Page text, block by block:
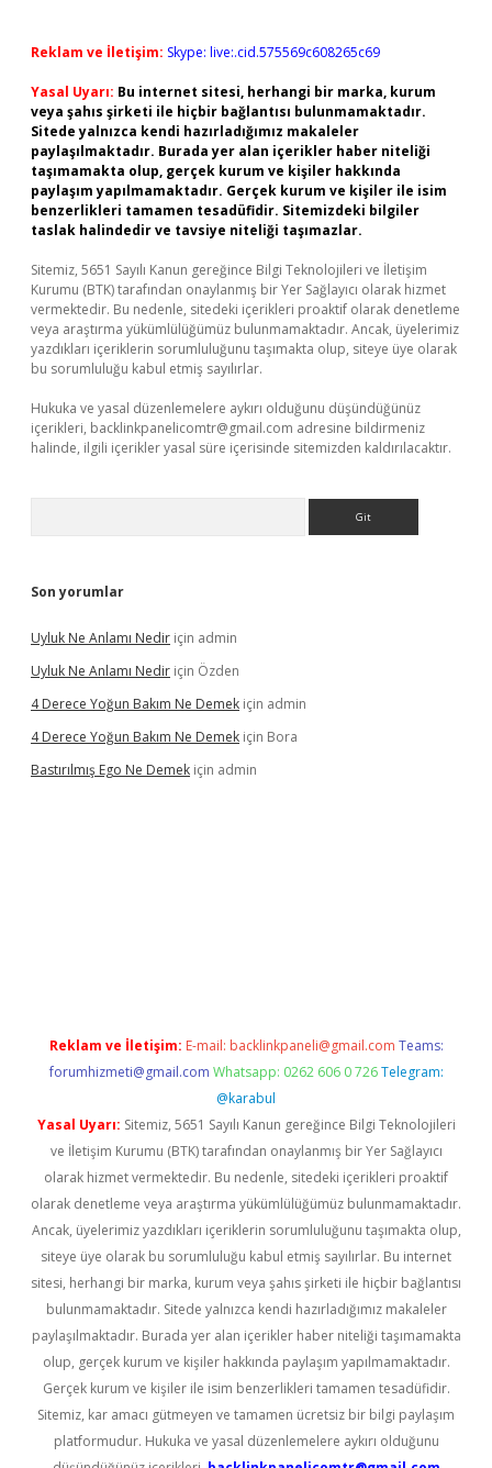
Reklam ve İletişim: Skype: live:.cid.575569c608265c69
Yasal Uyarı: Bu internet sitesi, herhangi bir marka, kurum
veya şahıs şirketi ile hiçbir bağlantısı bulunmamaktadır.
Sitede yalnızca kendi hazırladığımız makaleler
paylaşılmaktadır. Burada yer alan içerikler haber niteliği
taşımamakta olup, gerçek kurum ve kişiler hakkında
paylaşım yapılmamaktadır. Gerçek kurum ve kişiler ile isim
benzerlikleri tamamen tesadüfidir. Sitemizdeki bilgiler
taslak halindedir ve tavsiye niteliği taşımazlar.
Sitemiz, 5651 Sayılı Kanun gereğince Bilgi Teknolojileri ve İletişim
Kurumu (BTK) tarafından onaylanmış bir Yer Sağlayıcı olarak hizmet
vermektedir. Bu nedenle, sitedeki içerikleri proaktif olarak denetleme
veya araştırma yükümlülüğümüz bulunmamaktadır. Ancak, üyelerimiz
yazdıkları içeriklerin sorumluluğunu taşımakta olup, siteye üye olarak
bu sorumluluğu kabul etmiş sayılırlar.
Hukuka ve yasal düzenlemelere aykırı olduğunu düşündüğünüz
içerikleri, backlinkpanelicomtr@gmail.com adresine bildirmeniz
halinde, ilgili içerikler yasal süre içerisinde sitemizden kaldırılacaktır.
Son yorumlar
Uyluk Ne Anlamı Nedir için admin
Uyluk Ne Anlamı Nedir için Özden
4 Derece Yoğun Bakım Ne Demek için admin
4 Derece Yoğun Bakım Ne Demek için Bora
Bastırılmış Ego Ne Demek için admin
Reklam ve İletişim: E-mail: backlinkpaneli@gmail.com Teams:
forumhizmeti@gmail.com Whatsapp: 0262 606 0 726 Telegram:
@karabul
Yasal Uyarı: Sitemiz, 5651 Sayılı Kanun gereğince Bilgi Teknolojileri
ve İletişim Kurumu (BTK) tarafından onaylanmış bir Yer Sağlayıcı
olarak hizmet vermektedir. Bu nedenle, sitedeki içerikleri proaktif
olarak denetleme veya araştırma yükümlülüğümüz bulunmamaktadır.
Ancak, üyelerimiz yazdıkları içeriklerin sorumluluğunu taşımakta olup,
siteye üye olarak bu sorumluluğu kabul etmiş sayılırlar. Bu internet
sitesi, herhangi bir marka, kurum veya şahıs şirketi ile hiçbir bağlantısı
bulunmamaktadır. Sitede yalnızca kendi hazırladığımız makaleler
paylaşılmaktadır. Burada yer alan içerikler haber niteliği taşımamakta
olup, gerçek kurum ve kişiler hakkında paylaşım yapılmamaktadır.
Gerçek kurum ve kişiler ile isim benzerlikleri tamamen tesadüfidir.
Sitemiz, kar amacı gütmeyen ve tamamen ücretsiz bir bilgi paylaşım
platformudur. Hukuka ve yasal düzenlemelere aykırı olduğunu